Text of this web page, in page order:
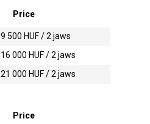
Price
9 500 HUF / 2 jaws
16 000 HUF / 2 jaws
21 000 HUF / 2 jaws
Price